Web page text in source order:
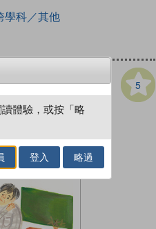
學科／其他
5
體驗，或按「略
登入 略過